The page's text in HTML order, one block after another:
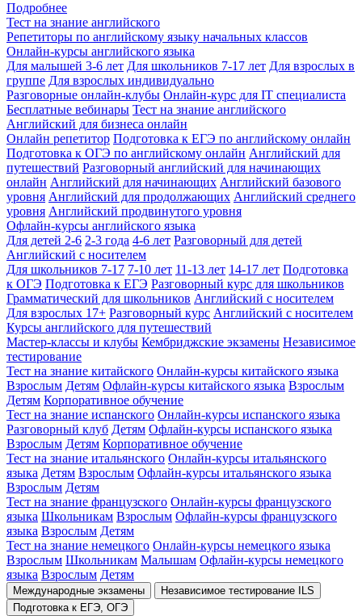
Подробнее
Тест на знание английского
Репетиторы по английскому языку начальных классов
Онлайн-курсы английского языка
Для малышей 3-6 лет Для школьников 7-17 лет Для взрослых в
группе Для взрослых индивидуально
Разговорные онлайн-клубы Онлайн-курс для IT специалиста
Бесплатные вебинары Тест на знание английского
Английский для бизнеса онлайн
Онлайн репетитор Подготовка к ЕГЭ по английскому онлайн
Подготовка к ОГЭ по английскому онлайн Английский для
путешествий Разговорный английский для начинающих
онлайн Английский для начинающих Английский базового
уровня Английский для продолжающих Английский среднего
уровня Английский продвинутого уровня
Офлайн-курсы английского языка
Для детей 2-6 2-3 года 4-6 лет Разговорный для детей
Английский с носителем
Для школьников 7-17 7-10 лет 11-13 лет 14-17 лет Подготовка
к ОГЭ Подготовка к ЕГЭ Разговорный курс для школьников
Грамматический для школьников Английский с носителем
Для взрослых 17+ Разговорный курс Английский с носителем
Курсы английского для путешествий
Мастер-классы и клубы Кембриджские экзамены Независимое
тестирование
Тест на знание китайского Онлайн-курсы китайского языка
Взрослым Детям Офлайн-курсы китайского языка Взрослым
Детям Корпоративное обучение
Тест на знание испанского Онлайн-курсы испанского языка
Разговорный клуб Детям Офлайн-курсы испанского языка
Взрослым Детям Корпоративное обучение
Тест на знание итальянского Онлайн-курсы итальянского
языка Детям Взрослым Офлайн-курсы итальянского языка
Взрослым Детям
Тест на знание французского Онлайн-курсы французского
языка Школьникам Взрослым Офлайн-курсы французского
языка Взрослым Детям
Тест на знание немецкого Онлайн-курсы немецкого языка
Взрослым Школьникам Малышам Офлайн-курсы немецкого
языка Взрослым Детям
Международные экзамены
Независимое тестирование ILS
Подготовка к ЕГЭ, ОГЭ